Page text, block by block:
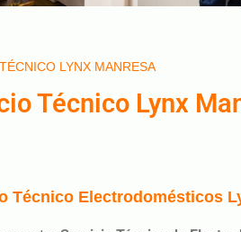
LYNX MANRESA
Técnico Lynx
Técnico Electrodomésticos